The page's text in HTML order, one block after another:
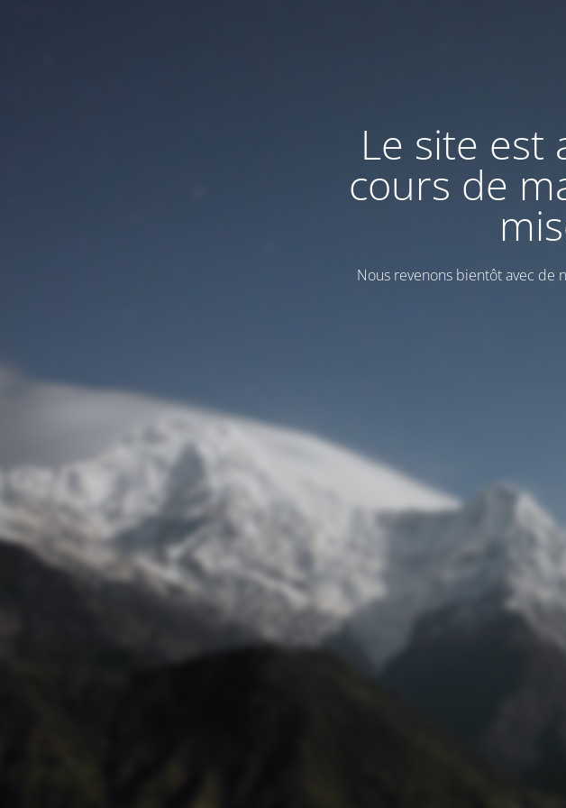
Le site est
cours de
Nous revenons bientôt avec de